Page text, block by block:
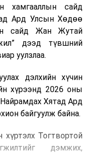
хамгааллын сайд
Ард Улсын Хөдөө
сайд Жан Жутай
дээд түвшний
уулзлаа.
дэлхийн хүчин
хүрээнд 2026 оны
Хятад Ард
байгуулж байна.
Тогтвортой
дэмжих,